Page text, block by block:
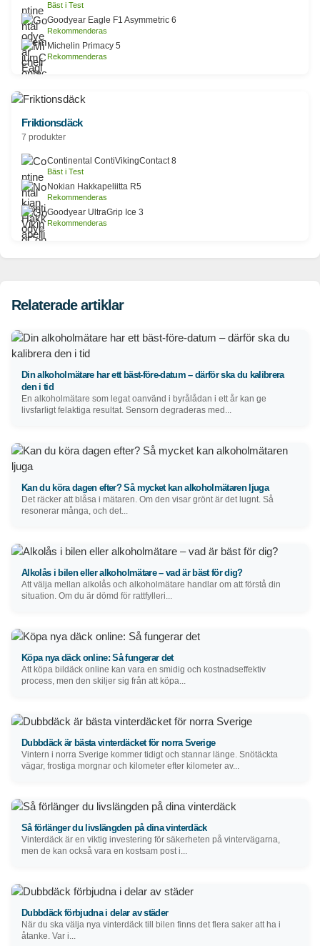
Bäst i Test
Goodyear Eagle F1 Asymmetric 6
Rekommenderas
Michelin Primacy 5
Rekommenderas
Friktionsdäck
7 produkter
Continental ContiVikingContact 8
Bäst i Test
Nokian Hakkapeliitta R5
Rekommenderas
Goodyear UltraGrip Ice 3
Rekommenderas
Relaterade artiklar
Din alkoholmätare har ett bäst-före-datum – därför ska du kalibrera
den i tid
En alkoholmätare som legat oanvänd i byrålådan i ett år kan ge
livsfarligt felaktiga resultat. Sensorn degraderas med...
Kan du köra dagen efter? Så mycket kan alkoholmätaren ljuga
Det räcker att blåsa i mätaren. Om den visar grönt är det lugnt. Så
resonerar många, och det...
Alkolås i bilen eller alkoholmätare – vad är bäst för dig?
Att välja mellan alkolås och alkoholmätare handlar om att förstå din
situation. Om du är dömd för rattfylleri...
Köpa nya däck online: Så fungerar det
Att köpa bildäck online kan vara en smidig och kostnadseffektiv
process, men den skiljer sig från att köpa...
Dubbdäck är bästa vinterdäcket för norra Sverige
Vintern i norra Sverige kommer tidigt och stannar länge. Snötäckta
vägar, frostiga morgnar och kilometer efter kilometer av...
Så förlänger du livslängden på dina vinterdäck
Vinterdäck är en viktig investering för säkerheten på vintervägarna,
men de kan också vara en kostsam post i...
Dubbdäck förbjudna i delar av städer
När du ska välja nya vinterdäck till bilen finns det flera saker att ha i
åtanke. Var i...